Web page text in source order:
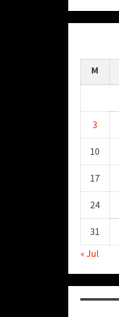
M
3
10
17
24
31
« Jul